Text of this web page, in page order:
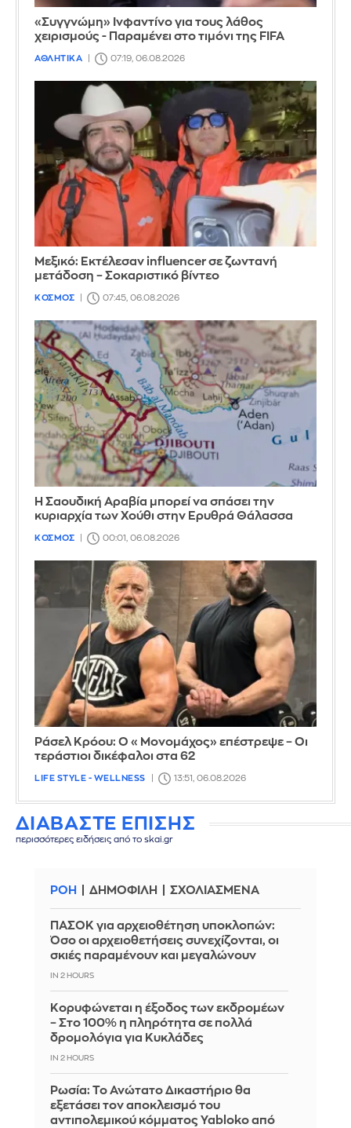
«Συγγνώμη» Ινφαντίνο για τους λάθος
χειρισμούς - Παραμένει στο τιμόνι της FIFA
ΑΘΛΗΤΙΚΑ 07:19, 06.08.2026
Μεξικό: Εκτέλεσαν influencer σε ζωντανή
μετάδοση – Σοκαριστικό βίντεο
ΚΟΣΜΟΣ 07:45, 06.08.2026
Η Σαουδική Αραβία μπορεί να σπάσει την
κυριαρχία των Χούθι στην Ερυθρά Θάλασσα
ΚΟΣΜΟΣ 00:01, 06.08.2026
Ράσελ Κρόου: Ο «Μονομάχος» επέστρεψε – Οι
τεράστιοι δικέφαλοι στα 62
LIFE STYLE - WELLNESS 13:51, 06.08.2026
ΔΙΑΒΑΣΤΕ ΕΠΙΣΗΣ
περισσότερες ειδήσεις από το skai.gr
ΡΟΗ ΔΗΜΟΦΙΛΗ ΣΧΟΛΙΑΣΜΕΝΑ
ΠΑΣΟΚ για αρχειοθέτηση υποκλοπών:
Όσο οι αρχειοθετήσεις συνεχίζονται, οι
σκιές παραμένουν και μεγαλώνουν
IN 2 HOURS
Κορυφώνεται η έξοδος των εκδρομέων
– Στο 100% η πληρότητα σε πολλά
δρομολόγια για Κυκλάδες
IN 2 HOURS
Ρωσία: Το Ανώτατο Δικαστήριο θα
εξετάσει τον αποκλεισμό του
αντιπολεμικού κόμματος Yabloko από